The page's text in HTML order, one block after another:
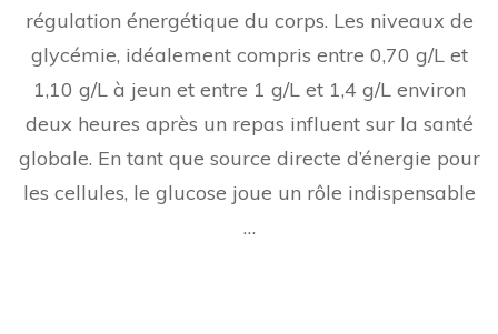
régulation énergétique du corps. Les niveaux de
glycémie, idéalement compris entre 0,70 g/L et
1,10 g/L à jeun et entre 1 g/L et 1,4 g/L environ
deux heures après un repas influent sur la santé
globale. En tant que source directe d’énergie pour
les cellules, le glucose joue un rôle indispensable
…